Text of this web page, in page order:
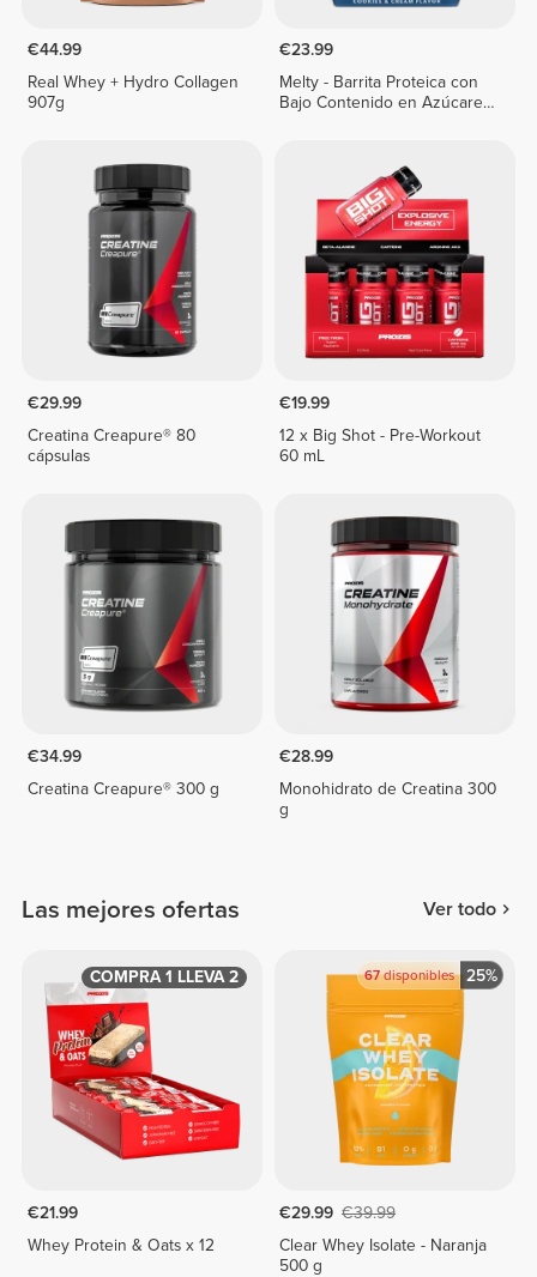
€44.99
Real Whey + Hydro Collagen
907g
€23.99
Melty - Barrita Proteica con
Bajo Contenido en Azúcares
€29.99
Creatina Creapure® 80
cápsulas
€19.99
12 x Big Shot - Pre-Workout
60 mL
€34.99
Creatina Creapure® 300 g
€28.99
Monohidrato de Creatina 300
g
Las mejores ofertas Ver todo
COMPRA 1 LLEVA 2
€21.99
Whey Protein & Oats x 12
67disponibles 25%
€29.99 €39.99
Clear Whey Isolate - Naranja
500 g